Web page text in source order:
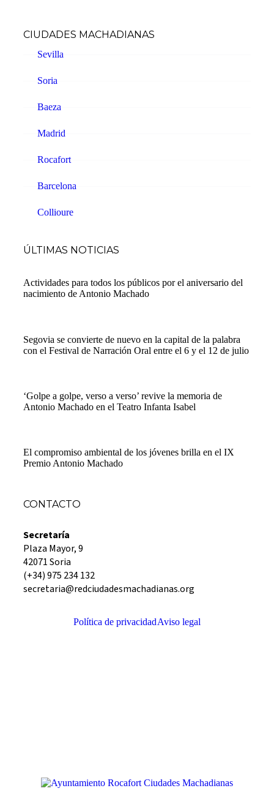
CIUDADES MACHADIANAS
Sevilla
Soria
Baeza
Madrid
Rocafort
Barcelona
Collioure
ÚLTIMAS NOTICIAS
Actividades para todos los públicos por el aniversario del
nacimiento de Antonio Machado
Segovia se convierte de nuevo en la capital de la palabra
con el Festival de Narración Oral entre el 6 y el 12 de julio
‘Golpe a golpe, verso a verso’ revive la memoria de
Antonio Machado en el Teatro Infanta Isabel
El compromiso ambiental de los jóvenes brilla en el IX
Premio Antonio Machado
CONTACTO
Secretaría
Plaza Mayor, 9
42071 Soria
(+34) 975 234 132
secretaria@redciudadesmachadianas.org
Política de privacidadAviso legal